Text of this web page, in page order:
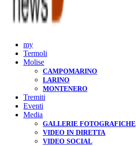
my
Termoli
Molise
CAMPOMARINO
LARINO
MONTENERO
Tremiti
Eventi
Media
GALLERIE FOTOGRAFICHE
VIDEO IN DIRETTA
VIDEO SOCIAL